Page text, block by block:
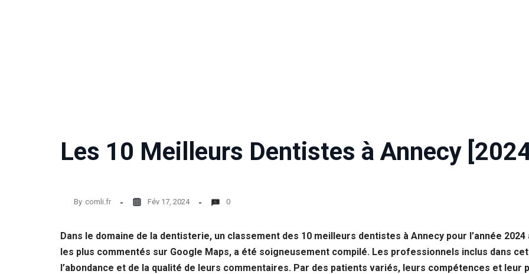
Les 10 Meilleurs Dentistes à Annecy
By comli.fr Fév 17, 2024 0
Dans le domaine de la dentisterie, un classement des 10 meilleurs dentistes à Annecy pour l’année
les plus commentés sur Google Maps, a été soigneusement compilé. Les professionnels inclus dans
l’abondance et de la qualité de leurs commentaires. Par des patients variés, leurs compétences et